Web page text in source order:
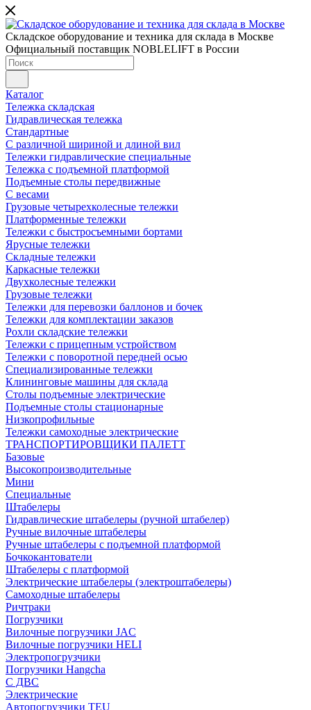
Складское оборудование и техника для склада в Москве
Официальный поставщик NOBLELIFT в России
Каталог
Тележка складская
Гидравлическая тележка
Стандартные
С различной шириной и длиной вил
Тележки гидравлические специальные
Тележка с подъемной платформой
Подъемные столы передвижные
С весами
Грузовые четырехколесные тележки
Платформенные тележки
Тележки с быстросъемными бортами
Ярусные тележки
Складные тележки
Каркасные тележки
Двухколесные тележки
Грузовые тележки
Тележки для перевозки баллонов и бочек
Тележки для комплектации заказов
Рохли складские тележки
Тележки с прицепным устройством
Тележки с поворотной передней осью
Специализированные тележки
Клининговые машины для склада
Столы подъемные электрические
Подъемные столы стационарные
Низкопрофильные
Тележки самоходные электрические
ТРАНСПОРТИРОВЩИКИ ПАЛЕТТ
Базовые
Высокопроизводительные
Мини
Специальные
Штабелеры
Гидравлические штабелеры (ручной штабелер)
Ручные вилочные штабелеры
Ручные штабелеры с подъемной платформой
Бочкокантователи
Штабелеры с платформой
Электрические штабелеры (электроштабелеры)
Самоходные штабелеры
Ричтраки
Погрузчики
Вилочные погрузчики JAC
Вилочные погрузчики HELI
Электропогрузчики
Погрузчики Hangcha
С ДВС
Электрические
Автопогрузчики TEU